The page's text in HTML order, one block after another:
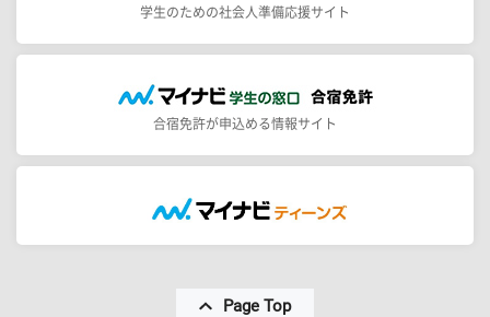
学生のための社会人準備応援サイト
合宿免許が申込める情報サイト
Page Top